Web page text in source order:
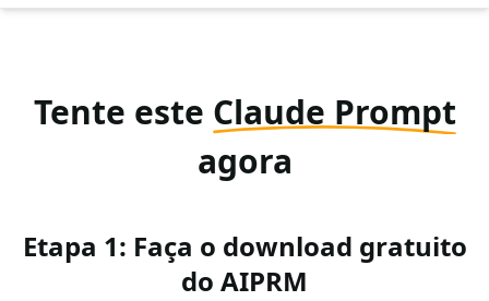
Tente este Claude Prompt
agora
Etapa 1: Faça o download gratuito
do AIPRM